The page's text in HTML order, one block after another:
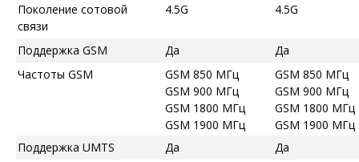
Поколение сотовой
связи
4.5G 4.5G
Поддержка GSM Да
Да
Частоты GSM
GSM 850 МГц
GSM 900 МГц
GSM 1800 МГц
GSM 1900 МГц
GSM 850 МГц
GSM 900 МГц
GSM 1800 МГц
GSM 1900 МГц
Поддержка UMTS
Да
Да